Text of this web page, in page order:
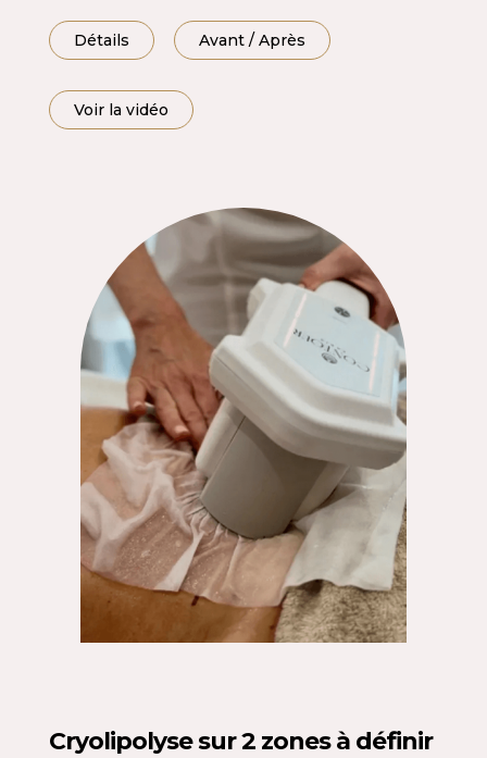
Détails Avant / Après
Voir la vidéo
Cryolipolyse sur 2 zones à définir